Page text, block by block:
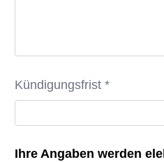
Kündigungsfrist *
Ihre Angaben werden